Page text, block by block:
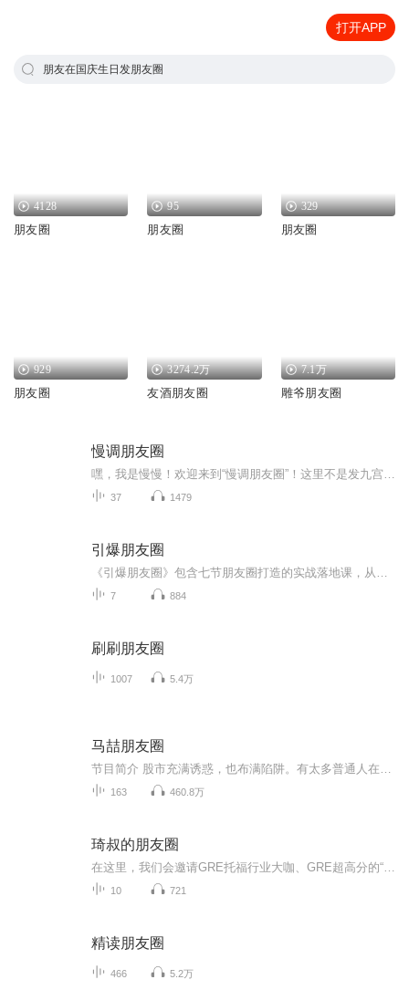
打开APP
朋友在国庆生日发朋友圈
4128
朋友圈
95
朋友圈
329
朋友圈
929
朋友圈
3274.2万
友酒朋友圈
7.1万
雕爷朋友圈
慢调朋友圈
37 1479
引爆朋友圈
7 884
刷刷朋友圈
1007 5.4万
马喆朋友圈
163 460.8万
琦叔的朋友圈
10 721
精读朋友圈
466 5.2万